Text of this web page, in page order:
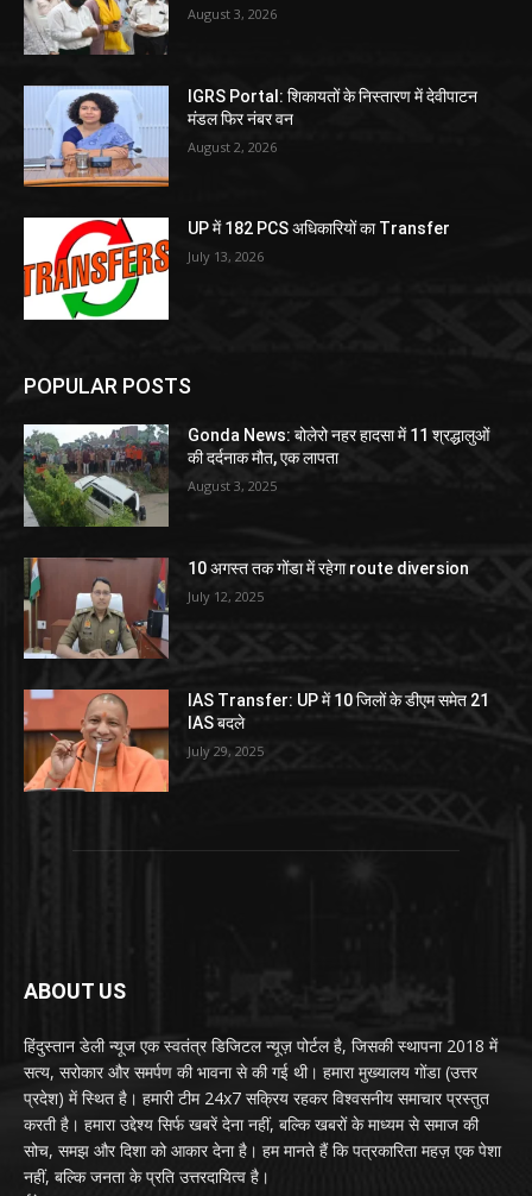
August 3, 2026
IGRS Portal: शिकायतों के निस्तारण में देवीपाटन
मंडल फिर नंबर वन
August 2, 2026
UP में 182 PCS अधिकारियों का Transfer
July 13, 2026
POPULAR POSTS
Gonda News: बोलेरो नहर हादसा में 11 श्रद्धालुओं
की दर्दनाक मौत, एक लापता
August 3, 2025
10 अगस्त तक गोंडा में रहेगा route diversion
July 12, 2025
IAS Transfer: UP में 10 जिलों के डीएम समेत 21
IAS बदले
July 29, 2025
ABOUT US
हिंदुस्तान डेली न्यूज एक स्वतंत्र डिजिटल न्यूज़ पोर्टल है, जिसकी स्थापना 2018 में
सत्य, सरोकार और समर्पण की भावना से की गई थी। हमारा मुख्यालय गोंडा (उत्तर
प्रदेश) में स्थित है। हमारी टीम 24x7 सक्रिय रहकर विश्वसनीय समाचार प्रस्तुत
करती है। हमारा उद्देश्य सिर्फ खबरें देना नहीं, बल्कि खबरों के माध्यम से समाज की
सोच, समझ और दिशा को आकार देना है। हम मानते हैं कि पत्रकारिता महज़ एक पेशा
नहीं, बल्कि जनता के प्रति उत्तरदायित्व है।